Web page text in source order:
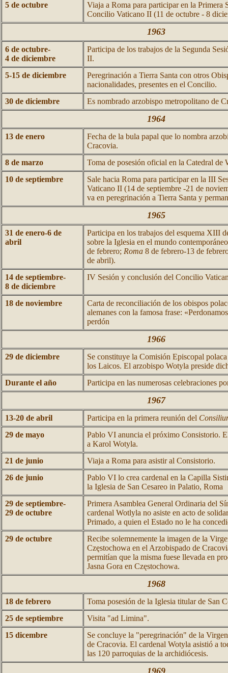
5 de octubre
Viaja a Roma para participar en la Primera
Concilio Vaticano II (11 de octubre - 8
1963
6 de octubre-
4 de diciembre
Participa de los trabajos de la Segunda
II.
5-15 de diciembre
Peregrinación a Tierra Santa con otros
nacionalidades, presentes en el Concilio.
30 de diciembre
Es nombrado arzobispo metropolitano de
1964
13 de enero
Fecha de la bula papal que lo nombra
Cracovia.
8 de marzo
Toma de posesión oficial en la Catedral de
10 de septiembre
Sale hacia Roma para participar en la III
Vaticano II (14 de septiembre -21 de
va en peregrinación a Tierra Santa y
1965
31 de enero-6 de
abril
Participa en los trabajos del esquema XIII
sobre la Iglesia en el mundo
de febrero; Roma 8 de febrero-13 de
de abril).
14 de septiembre-
8 de diciembre
IV Sesión y conclusión del Concilio
18 de noviembre
Carta de reconciliación de los obispos
alemanes con la famosa frase:
perdón
1966
29 de diciembre
Se constituye la Comisión Episcopal
los Laicos. El arzobispo Wotyla preside
Durante el año
Participa en las numerosas celebraciones
1967
13-20 de abril Participa en la primera reunión del
29 de mayo
Pablo VI anuncia el próximo Consistorio.
a Karol Wotyla.
21 de junio
Viaja a Roma para asistir al Consistorio.
26 de junio
Pablo VI lo crea cardenal en la Capilla
la Iglesia de San Cesareo in Palatio, Roma
29 de septiembre-
29 de octubre
Primera Asamblea General Ordinaria del
cardenal Wotlyla no asiste en acto de
Primado, a quien el Estado no le ha
29 de octubre
Recibe solemnemente la imagen de la
Częstochowa en el Arzobispado de
permitían que la misma fuese llevada en
Jasna Gora en Częstochowa.
1968
18 de febrero
Toma posesión de la Iglesia titular de San
25 de septiembre
Visita "ad Limina".
15 dicembre
Se concluye la "peregrinación" de la
de Cracovia. El cardenal Wotyla asistió a
las 120 parroquias de la archidiócesis.
1969